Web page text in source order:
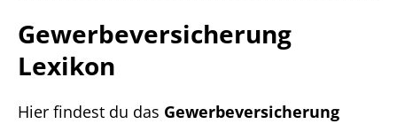
Gewerbeversicherung
Lexikon
Hier findest du das Gewerbeversicherung